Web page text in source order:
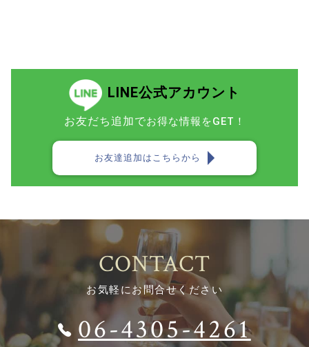
LINE公式アカウント
お友だち追加でお得な情報をGET！
お友達追加はこちらから
CONTACT
お気軽にお問合せください
06-4305-4261